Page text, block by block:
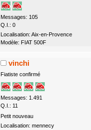
Messages: 105
Q.I.: 0
Localisation: Aix-en-Provence
Modèle: FIAT 500F
vinchi
Fiatiste confirmé
Messages: 1.491
Q.I.: 11
Petit nouveau
Localisation: mennecy